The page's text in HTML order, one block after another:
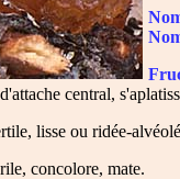
central,
lisse ou ridée-
concolore, mate.